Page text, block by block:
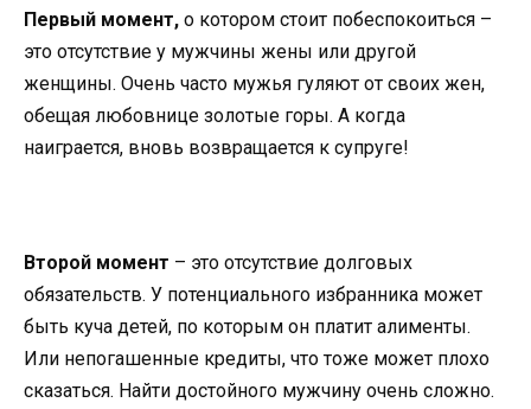
Первый момент, о котором стоит побеспокоиться –
это отсутствие у мужчины жены или другой
женщины. Очень часто мужья гуляют от своих жен,
обещая любовнице золотые горы. А когда
наиграется, вновь возвращается к супруге!
Второй момент – это отсутствие долговых
обязательств. У потенциального избранника может
быть куча детей, по которым он платит алименты.
Или непогашенные кредиты, что тоже может плохо
сказаться. Найти достойного мужчину очень сложно.